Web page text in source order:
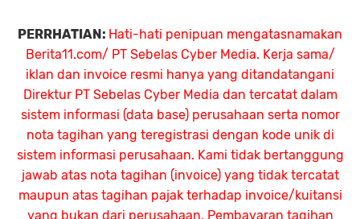
PERRHATIAN: Hati-hati penipuan mengatasnamakan
Berita11.com/ PT Sebelas Cyber Media. Kerja sama/
iklan dan invoice resmi hanya yang ditandatangani
Direktur PT Sebelas Cyber Media dan tercatat dalam
sistem informasi (data base) perusahaan serta nomor
nota tagihan yang teregistrasi dengan kode unik di
sistem informasi perusahaan. Kami tidak bertanggung
jawab atas nota tagihan (invoice) yang tidak tercatat
maupun atas tagihan pajak terhadap invoice/kuitansi
yang bukan dari perusahaan. Pembayaran tagihan